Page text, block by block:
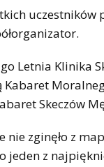
Letnia Klinika
Skeczów
nie zginęło z
jeden z